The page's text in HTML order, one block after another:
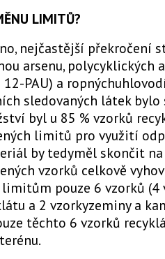
LIMITŮ?
nejčastější překročení
arsenu, polycyklických
PAU) a
sledovaných látek bylo
byl u 85 % vzorků
limitů pro využití
by tedyměl skončit na
vzorků celkově
pouze 6 vzorků (4
a 2 vzorkyzeminy a
těchto 6 vzorků